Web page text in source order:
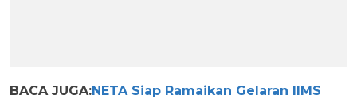
BACA JUGA:NETA Siap Ramaikan Gelaran IIMS